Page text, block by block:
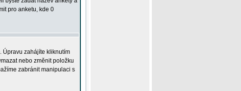
pro anketu, kde 0
Úpravu zahájíte kliknutím
nebo změnit položku
zabránit manipulaci s